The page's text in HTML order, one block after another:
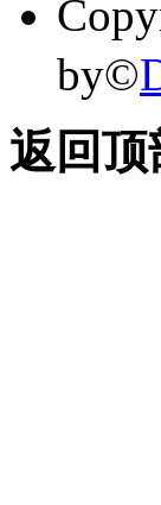
by©
返回顶